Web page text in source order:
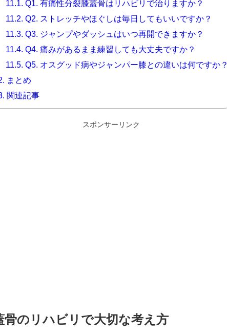
11.1. Q1. 有痛性分裂膝蓋骨はリハビリで治りますか？
11.2. Q2. ストレッチやほぐしは毎日してもいいですか？
11.3. Q3. ジャンプやダッシュはいつ再開できますか？
11.4. Q4. 痛みがあるまま練習しても大丈夫ですか？
11.5. Q5. オスグッド病やジャンパー膝との違いは何ですか？
まとめ
関連記事
スポンサーリンク
骨のリハビリで大切な考え方